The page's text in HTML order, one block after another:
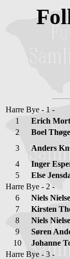
Harre Bye - 1 -
1
Erich
2
Boel
3
Anders
4
Inger
5
Else
Harre Bye - 2 -
6
Niels
7
Kirsten
8
Niels
9
Søren
10
Johanne
Harre Bye - 3 -